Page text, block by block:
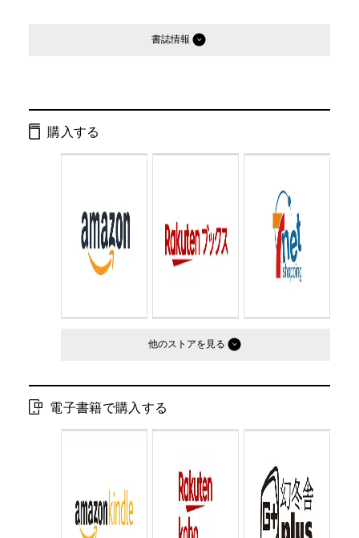
書誌情報
ページ数：
判型： 文庫判
購入する
他のストア
電子書籍で購入する